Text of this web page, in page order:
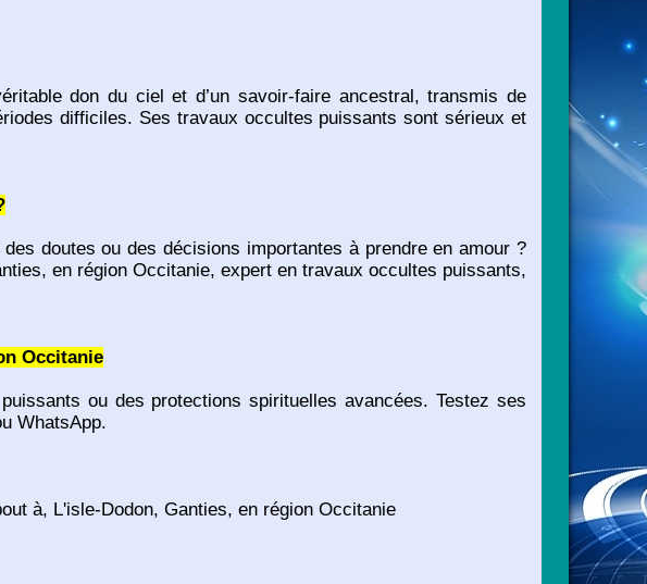
don du ciel et d’un savoir-faire ancestral, transmis de
difficiles. Ses travaux occultes puissants sont sérieux et
doutes ou des décisions importantes à prendre en amour ?
en région Occitanie, expert en travaux occultes puissants,
Occitanie
ou des protections spirituelles avancées. Testez ses
WhatsApp.
à, L'isle-Dodon, Ganties, en région Occitanie